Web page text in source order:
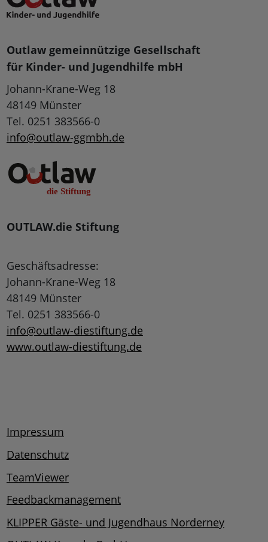
Outlaw gemeinnützige Gesellschaft
für Kinder- und Jugendhilfe mbH
Johann-Krane-Weg 18
48149 Münster
Tel. 0251 383566-0
info@outlaw-ggmbh.de
OUTLAW.die Stiftung
Geschäftsadresse:
Johann-Krane-Weg 18
48149 Münster
Tel. 0251 383566-0
info@outlaw-diestiftung.de
www.outlaw-diestiftung.de
Impressum
Datenschutz
TeamViewer
Feedbackmanagement
KLIPPER Gäste- und Jugendhaus Norderney